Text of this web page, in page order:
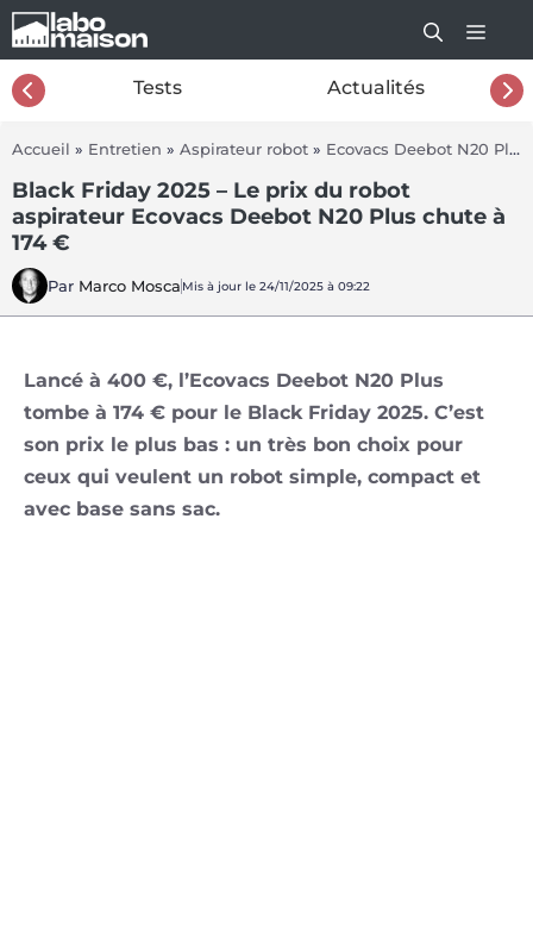
Aller
au
contenu
Tests Actualités
Accueil » Entretien » Aspirateur robot » Ecovacs Deebot N20 Plus
Black Friday 2025 – Le prix du robot
aspirateur Ecovacs Deebot N20 Plus chute à
174 €
Par Marco Mosca Mis à jour le 24/11/2025 à 09:22
Lancé à 400 €, l’Ecovacs Deebot N20 Plus
tombe à 174 € pour le Black Friday 2025. C’est
son prix le plus bas : un très bon choix pour
ceux qui veulent un robot simple, compact et
avec base sans sac.